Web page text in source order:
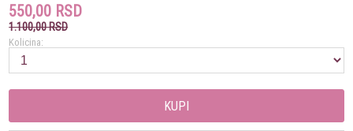
550,00 RSD
1.100,00 RSD
Kolicina:
KUPI